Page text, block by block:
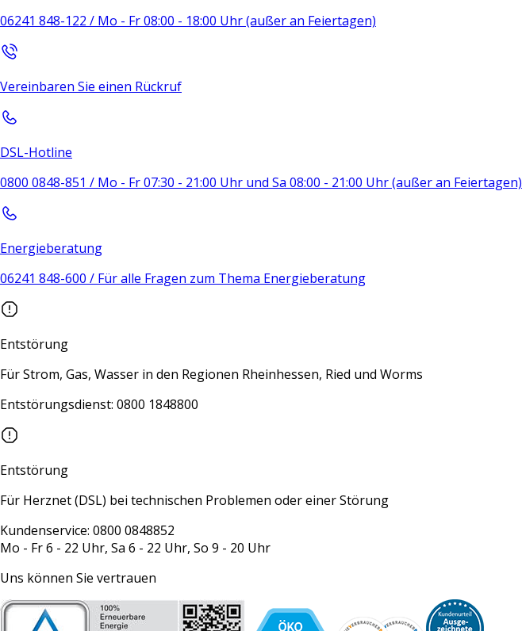
06241 848-122 / Mo - Fr 08:00 - 18:00 Uhr (außer an Feiertagen)
Vereinbaren Sie einen Rückruf
DSL-Hotline
0800 0848-851 / Mo - Fr 07:30 - 21:00 Uhr und Sa 08:00 - 21:00 Uhr (außer an Feiertagen)
Energieberatung
06241 848-600 / Für alle Fragen zum Thema Energieberatung
Entstörung
Für Strom, Gas, Wasser in den Regionen Rheinhessen, Ried und Worms
Entstörungsdienst: 0800 1848800
Entstörung
Für Herznet (DSL) bei technischen Problemen oder einer Störung
Kundenservice: 0800 0848852
Mo - Fr 6 - 22 Uhr, Sa 6 - 22 Uhr, So 9 - 20 Uhr
Uns können Sie vertrauen